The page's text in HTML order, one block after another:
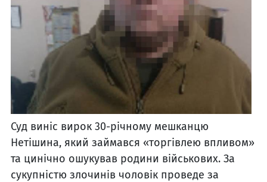
Суд виніс вирок 30-річному мешканцю
Нетішина, який займався «торгівлею впливом»
та цинічно ошукував родини військових. За
сукупністю злочинів чоловік проведе за